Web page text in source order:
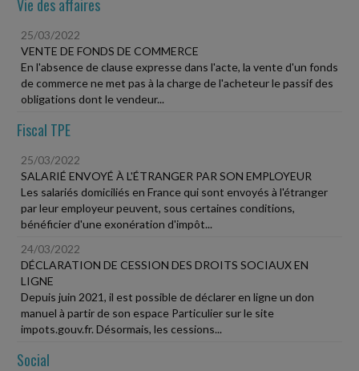
Vie des affaires
25/03/2022
VENTE DE FONDS DE COMMERCE
En l'absence de clause expresse dans l'acte, la vente d'un fonds
de commerce ne met pas à la charge de l'acheteur le passif des
obligations dont le vendeur...
Fiscal TPE
25/03/2022
SALARIÉ ENVOYÉ À L'ÉTRANGER PAR SON EMPLOYEUR
Les salariés domiciliés en France qui sont envoyés à l'étranger
par leur employeur peuvent, sous certaines conditions,
bénéficier d'une exonération d'impôt...
24/03/2022
DÉCLARATION DE CESSION DES DROITS SOCIAUX EN
LIGNE
Depuis juin 2021, il est possible de déclarer en ligne un don
manuel à partir de son espace Particulier sur le site
impots.gouv.fr. Désormais, les cessions...
Social